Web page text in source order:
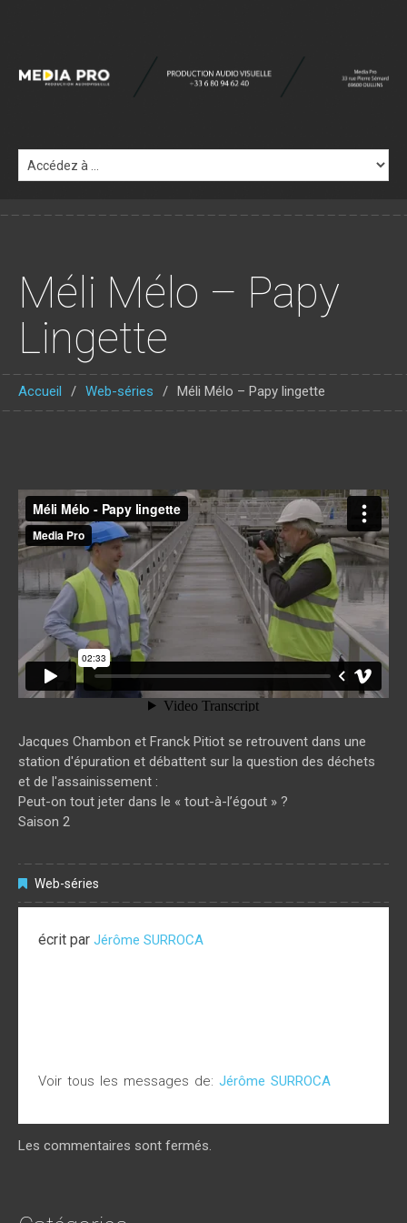
Méli Mélo – Papy
Lingette
Accueil Web-séries Méli Mélo – Papy lingette
Méli Mélo - Papy lingettefrommedia pro onVimeo.
Jacques Chambon et Franck Pitiot se retrouvent dans une
station d'épuration et débattent sur la question des déchets
et de l'assainissement :
Peut-on tout jeter dans le « tout-à-l’égout » ?
Saison 2
Web-séries
écrit par Jérôme SURROCA
Voir tous les messages de: Jérôme SURROCA
Les commentaires sont fermés.